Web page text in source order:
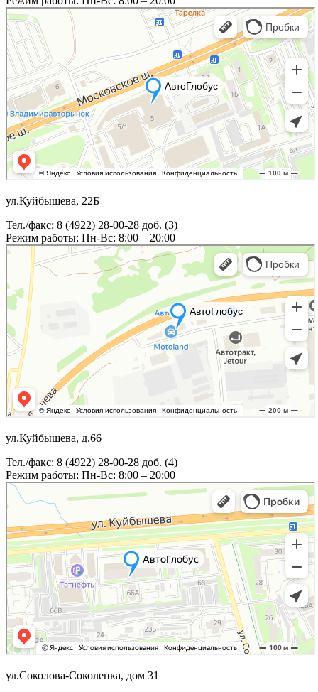
ул.Куйбышева, 22Б
Тел./факс: 8 (4922) 28-00-28 доб. (3)
Режим работы: Пн-Вс: 8:00 – 20:00
ул.Куйбышева, д.66
Тел./факс: 8 (4922) 28-00-28 доб. (4)
Режим работы: Пн-Вс: 8:00 – 20:00
ул.Соколова-Соколенка, дом 31